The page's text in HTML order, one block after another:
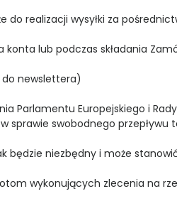
realizacji wysyłki za
lub podczas składania
newslettera)
Parlamentu Europejskiego i
swobodnego
niezbędny i może
wykonujących zlecenia na